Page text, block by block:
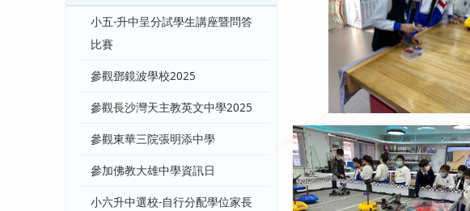
小五-升中呈分試學生講座暨問答
比賽
參觀鄧鏡波學校2025
參觀長沙灣天主教英文中學2025
參觀東華三院張明添中學
參加佛教大雄中學資訊日
小六升中選校-自行分配學位家長